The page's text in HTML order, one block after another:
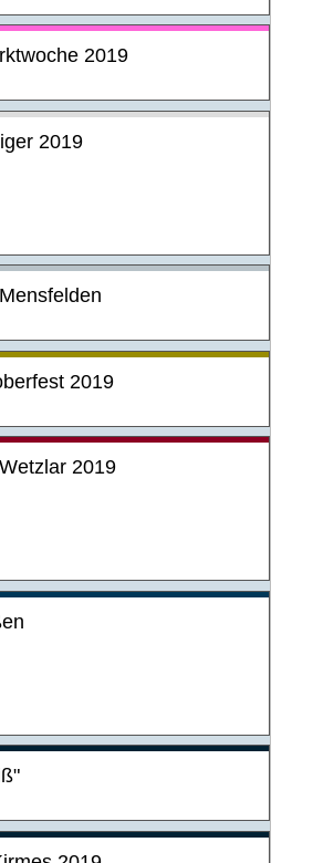
2019
2019
2019
2019